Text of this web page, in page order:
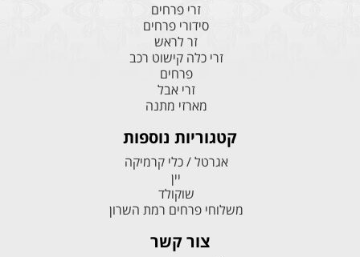
זרי פרחים
סידורי פרחים
זר לראש
זרי כלה קישוט רכב
פרחים
זרי אבל
מארזי מתנה
קטגוריות נוספות
אגרטל / כלי קרמיקה
יין
שוקולד
משלוחי פרחים רמת השרון
צור קשר